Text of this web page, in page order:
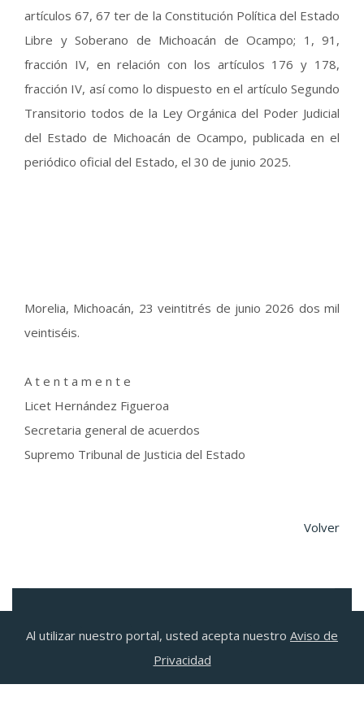
artículos 67, 67 ter de la Constitución Política del Estado
Libre y Soberano de Michoacán de Ocampo; 1, 91,
fracción IV, en relación con los artículos 176 y 178,
fracción IV, así como lo dispuesto en el artículo Segundo
Transitorio todos de la Ley Orgánica del Poder Judicial
del Estado de Michoacán de Ocampo, publicada en el
periódico oficial del Estado, el 30 de junio 2025.
Morelia, Michoacán, 23 veintitrés de junio 2026 dos mil
veintiséis.
A t e n t a m e n t e
Licet Hernández Figueroa
Secretaria general de acuerdos
Supremo Tribunal de Justicia del Estado
Volver
INICIO
SITIOS DE INTERÉS
Al utilizar nuestro portal, usted acepta nuestro Aviso de
Privacidad